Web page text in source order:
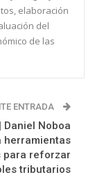
elaboración
del
de las
ENTRADA
Daniel Noboa
herramientas
para reforzar
tributarios